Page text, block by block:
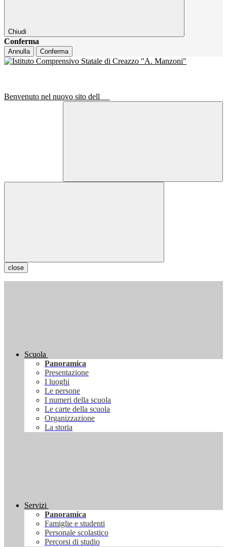
Chiudi
Conferma
Annulla Conferma
Benvenuto nel nuovo sito dell
close
Scuola
Panoramica
Presentazione
I luoghi
Le persone
I numeri della scuola
Le carte della scuola
Organizzazione
La storia
Servizi
Panoramica
Famiglie e studenti
Personale scolastico
Percorsi di studio